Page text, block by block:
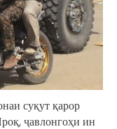
суқут қарор
ҷавлонгоҳи ин